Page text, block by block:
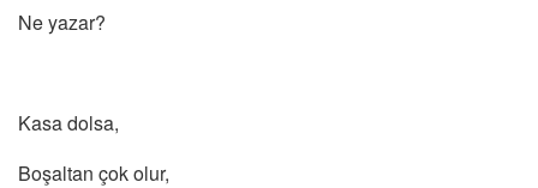
Ne yazar?
Kasa dolsa,
Boşaltan çok olur,